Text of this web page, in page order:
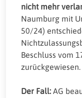
nicht mehr
Naumburg mit
50/24)
Beschluss vom
zurückgewiesen.
Der Fall: AG